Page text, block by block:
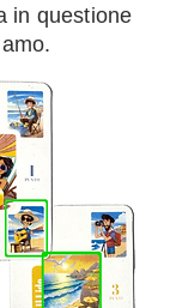
in questione